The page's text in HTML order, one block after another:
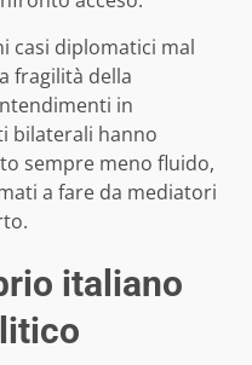
casi diplomatici mal
fragilità della
in
bilaterali hanno
sempre meno fluido,
a fare da mediatori
italiano